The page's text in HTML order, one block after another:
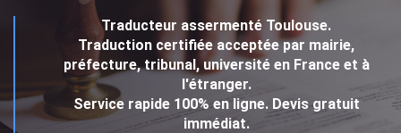
Traducteur assermenté Toulouse.
Traduction certifiée acceptée par mairie,
préfecture, tribunal, université en France et à
l'étranger.
Service rapide 100% en ligne. Devis gratuit
immédiat.